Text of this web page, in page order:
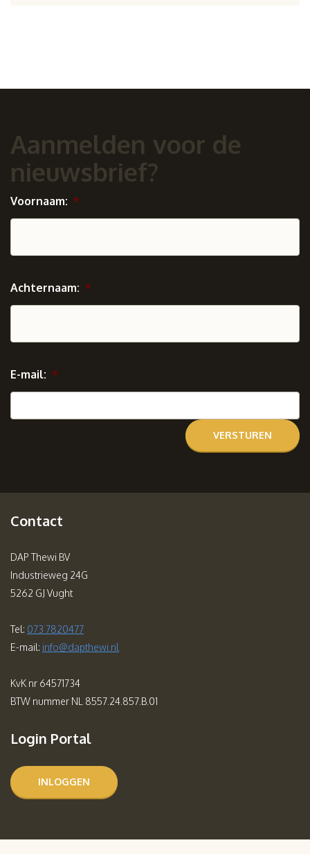
Aanmelden voor de
nieuwsbrief?
Voornaam: *
Achternaam: *
E-mail: *
Contact
DAP Thewi BV
Industrieweg 24G
5262 GJ Vught
Tel: 073 7820477
E-mail: info@dapthewi.nl
KvK nr 64571734
BTW nummer NL 8557.24.857.B.01
Login Portal
INLOGGEN